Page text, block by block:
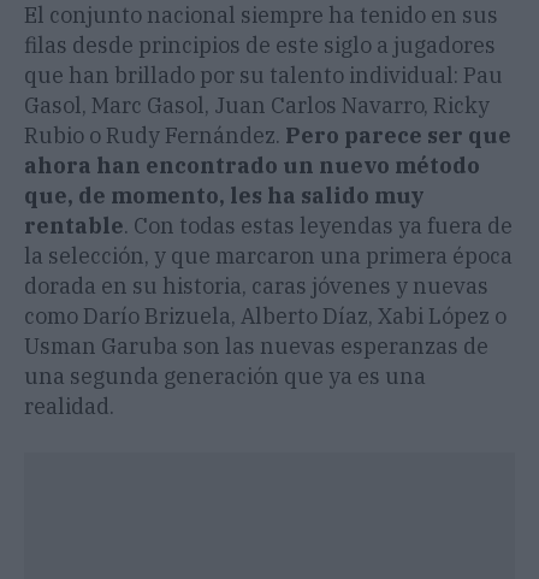
El conjunto nacional siempre ha tenido en sus
filas desde principios de este siglo a jugadores
que han brillado por su talento individual: Pau
Gasol, Marc Gasol, Juan Carlos Navarro, Ricky
Rubio o Rudy Fernández. Pero parece ser que
ahora han encontrado un nuevo método
que, de momento, les ha salido muy
rentable. Con todas estas leyendas ya fuera de
la selección, y que marcaron una primera época
dorada en su historia, caras jóvenes y nuevas
como Darío Brizuela, Alberto Díaz, Xabi López o
Usman Garuba son las nuevas esperanzas de
una segunda generación que ya es una
realidad.